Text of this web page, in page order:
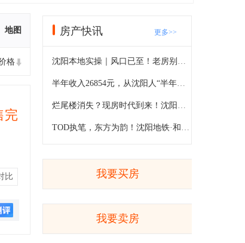
地图
格
完
比
房产快讯 更多>>
沈阳本地实操｜风口已至！老房别乱卖，最新置换机会解读
半年收入26854元，从沈阳人“半年账”看楼市真实购买力
烂尾楼消失？现房时代到来！沈阳买房人终于不用再“赌”了
TOD执笔，东方为韵！沈阳地铁·和悦东方启卷大东人居新篇
我要买房
我要卖房